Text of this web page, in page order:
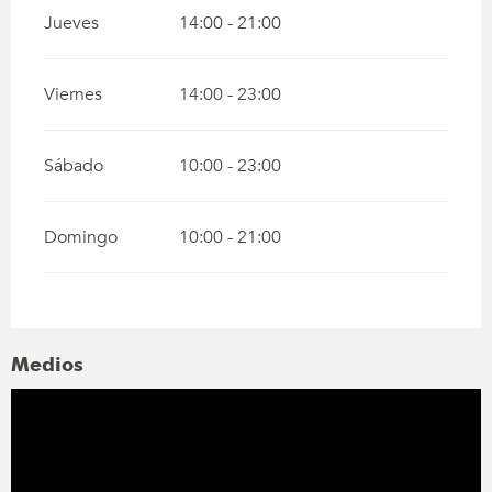
Jueves 14:00 - 21:00
Viernes 14:00 - 23:00
Sábado 10:00 - 23:00
Domingo 10:00 - 21:00
Medios